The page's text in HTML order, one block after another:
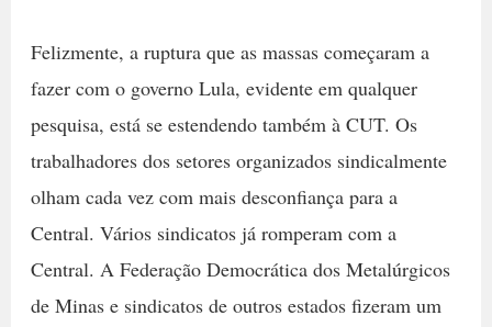
Felizmente, a ruptura que as massas começaram a
fazer com o governo Lula, evidente em qualquer
pesquisa, está se estendendo também à CUT. Os
trabalhadores dos setores organizados sindicalmente
olham cada vez com mais desconfiança para a
Central. Vários sindicatos já romperam com a
Central. A Federação Democrática dos Metalúrgicos
de Minas e sindicatos de outros estados fizeram um